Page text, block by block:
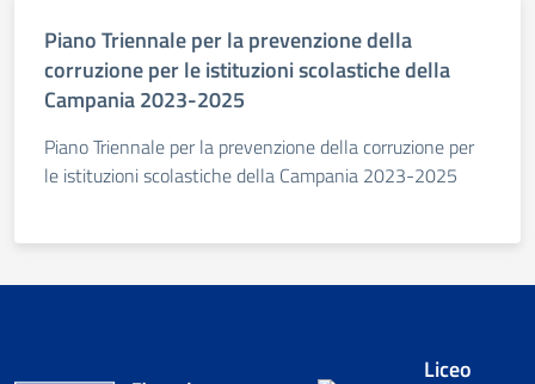
Piano Triennale per la prevenzione della
corruzione per le istituzioni scolastiche della
Campania 2023-2025
Piano Triennale per la prevenzione della corruzione per
le istituzioni scolastiche della Campania 2023-2025
Liceo